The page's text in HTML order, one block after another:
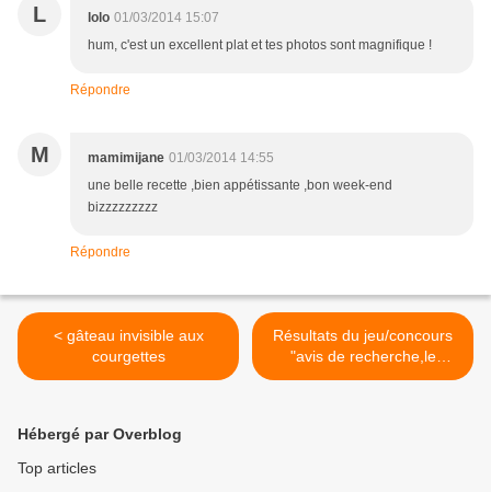
L lolo 01/03/2014 15:07
hum, c'est un excellent plat et tes photos sont magnifique !
Répondre
M mamimijane 01/03/2014 14:55
une belle recette ,bien appétissante ,bon week-end
bizzzzzzzzz
Répondre
< gâteau invisible aux
courgettes
Résultats du jeu/concours
"avis de recherche,le
chocolat a disparu" >
Hébergé par Overblog
Top articles